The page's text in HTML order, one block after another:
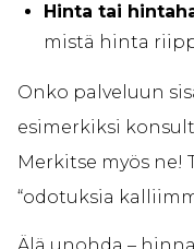
Hinta tai
mistä hinta
Onko palveluun
esimerkiksi
Merkitse myös ne!
“odotuksia